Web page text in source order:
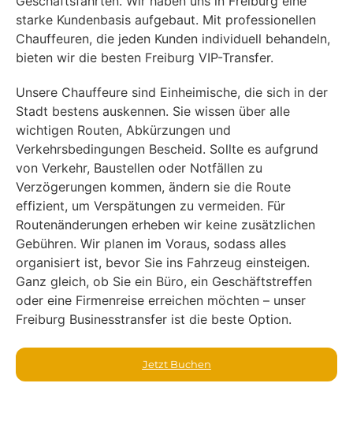
starke Kundenbasis aufgebaut. Mit professionellen
Chauffeuren, die jeden Kunden individuell behandeln,
bieten wir die besten Freiburg VIP-Transfer.
Unsere Chauffeure sind Einheimische, die sich in der
Stadt bestens auskennen. Sie wissen über alle
wichtigen Routen, Abkürzungen und
Verkehrsbedingungen Bescheid. Sollte es aufgrund
von Verkehr, Baustellen oder Notfällen zu
Verzögerungen kommen, ändern sie die Route
effizient, um Verspätungen zu vermeiden. Für
Routenänderungen erheben wir keine zusätzlichen
Gebühren. Wir planen im Voraus, sodass alles
organisiert ist, bevor Sie ins Fahrzeug einsteigen.
Ganz gleich, ob Sie ein Büro, ein Geschäftstreffen
oder eine Firmenreise erreichen möchten – unser
Freiburg Businesstransfer ist die beste Option.
Jetzt Buchen